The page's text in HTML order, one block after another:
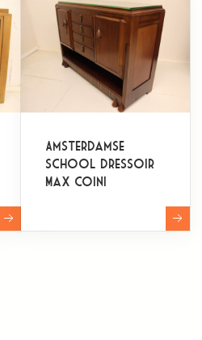
Amsterdamse
School dressoir
Max Coini